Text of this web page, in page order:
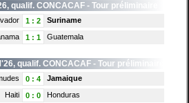
qualif. CONCACAF - Tour préliminaire
1 : 2
Suriname
1 : 1 Guatemala
qualif. CONCACAF - Tour préliminaire
0 : 4
Jamaique
Haiti 0 : 0
Honduras